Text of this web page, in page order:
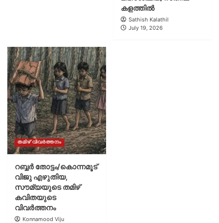
കളത്തിൽ
Sathish Kalathil
July 19, 2026
തമിഴ് വിവർത്തനം
റബ്ബർ തോട്ടം/കൊന്നമൂട്
വിജു എഴുതിയ,
സൗമ്യയുടെ തമിഴ്
കവിതയുടെ
വിവർത്തനം
Konnamood Viju